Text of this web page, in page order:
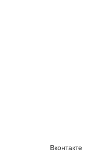
Вконтакте